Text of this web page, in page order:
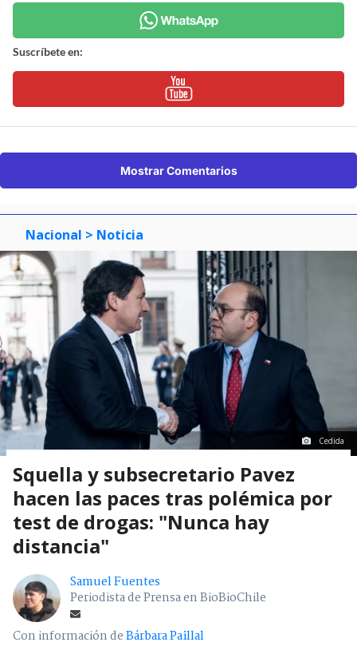
Suscríbete en:
Mostrar Comentarios
Nacional > Noticia
Cedida
Squella y subsecretario Pavez
hacen las paces tras polémica por
test de drogas: "Nunca hay
distancia"
Samuel Fuentes
Periodista de Prensa en BioBioChile
Con información deBárbara Paillal